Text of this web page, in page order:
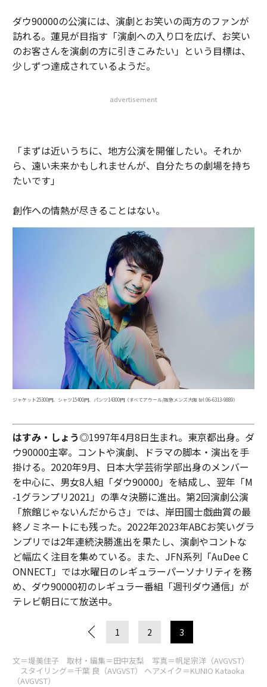
ダウ90000の公演には、演劇とお笑いの両方のファンが
訪れる。蓮見が目指す「演劇への入り口を広げ、お笑い
のお客さんを演劇の方に引きこみたい」という目標は、
少しずつ達成されているようだ。
advertisement
「まずは近いうちに、地方公演を開催したい。それか
ら、遠い未来かもしれませんが、自分たちの劇場を持ち
たいです」
創作への情熱が尽きることはない。
ジャケット25300円、シャツ15400円、パンツ14300円（すべてアウール/阪急メンズ大阪︎ tel:06-6313-9889）
はすみ・しょう◎1997年4月8日生まれ。東京都出身。ダ
ウ90000主宰。コントや演劇、ドラマの脚本・演出を手
掛ける。2020年9月、日本大学芸術学部出身のメンバー
を中心に、男女8人組「ダウ90000」を結成し、翌年「M
-1グランプリ2021」の準々決勝に進出。第2回演劇公演
「旅館じゃないんだからさ」では、岸田國士戯曲賞の最
終ノミネートにも残った。2022年2023年ABCお笑いグラ
ンプリでは2年連続決勝進出を果たし、演劇やコントな
ど幅広く注目を集めている。また、JFN系列「AuDee C
ONNECT」では水曜日のレギュラーパーソナリティを務
め、ダウ90000初のレギュラー番組「週刊ダウ通信」が
テレビ朝日にて放送中。
1 2 3
文＝堤美佳子 取材・編集＝田中友梨 写真＝帆足宗洋（AVGVST）
スタイリング＝千葉 良（AVGVST） ヘアメイク＝KUNIO Kataoka
（AVGVST）